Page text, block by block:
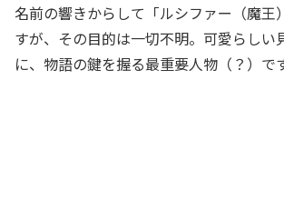
名前の響きからして「ルシファー（魔王
すが、その目的は一切不明。可愛らしい
に、物語の鍵を握る最重要人物（？）です